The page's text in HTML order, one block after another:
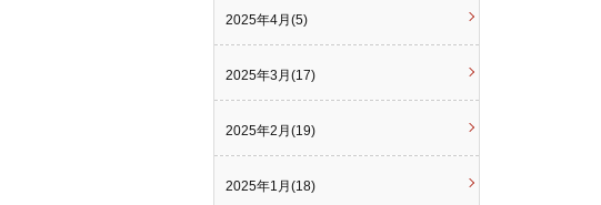
2025年4月(5)
2025年3月(17)
2025年2月(19)
2025年1月(18)